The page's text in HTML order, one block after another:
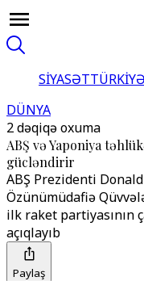
SİYASƏTTÜRKİYƏ
DÜNYA
2 dəqiqə oxuma
ABŞ və Yaponiya
gücləndirir
ABŞ Prezidenti
Özünümüdafiə
ilk raket partiyasının
açıqlayıb
Paylaş